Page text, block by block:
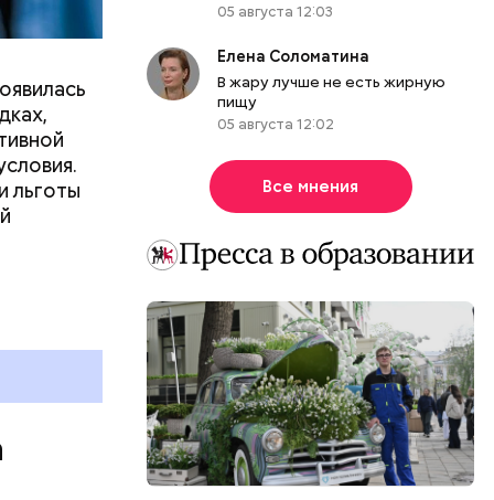
льготы
05 августа 12:03
Елена Соломатина
В жару лучше не есть жирную
пищу
05 августа 12:02
Все мнения